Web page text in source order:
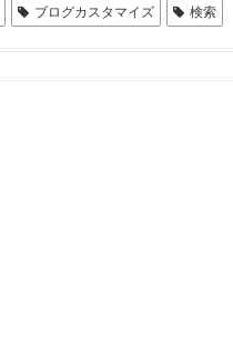
ブログカスタマイズ 検索